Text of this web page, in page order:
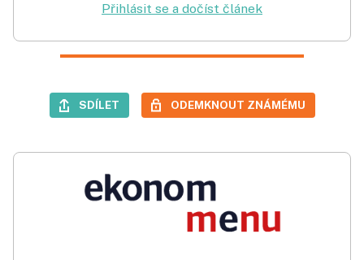
Přihlásit se a dočíst článek
SDÍLET ODEMKNOUT ZNÁMÉMU